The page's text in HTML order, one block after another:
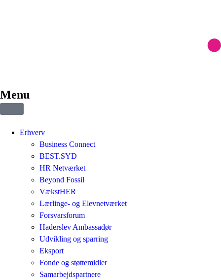
Menu
Erhverv
Business Connect
BEST.SYD
HR Netværket
Beyond Fossil
VækstHER
Lærlinge- og Elevnetværket
Forsvarsforum
Haderslev Ambassadør
Udvikling og sparring
Eksport
Fonde og støttemidler
Samarbejdspartnere